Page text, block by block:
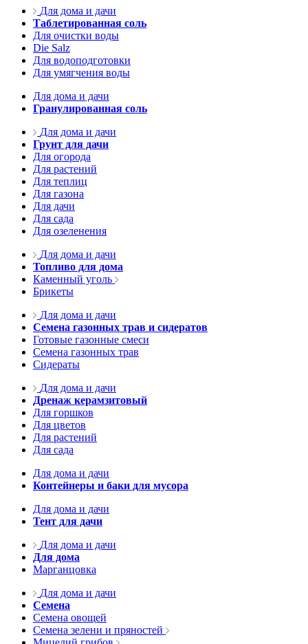
Для дома и дачи
Таблетированная соль
Для очистки воды
Die Salz
Для водоподготовки
Для умягчения воды
Для дома и дачи
Гранулированная соль
Для дома и дачи
Грунт для дачи
Для огорода
Для растений
Для теплиц
Для газона
Для дачи
Для сада
Для озеленения
Для дома и дачи
Топливо для дома
Каменный уголь
Брикеты
Для дома и дачи
Семена газонных трав и сидератов
Готовые газонные смеси
Семена газонных трав
Сидераты
Для дома и дачи
Дренаж керамзитовый
Для горшков
Для цветов
Для растений
Для сада
Для дома и дачи
Контейнеры и баки для мусора
Для дома и дачи
Тент для дачи
Для дома и дачи
Для дома
Марганцовка
Для дома и дачи
Семена
Семена овощей
Семена зелени и пряностей